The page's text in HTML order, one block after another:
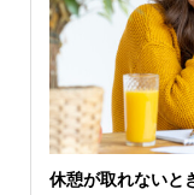
休憩が取れないと